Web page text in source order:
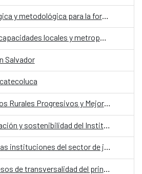
Innovación tecnológica y metodológica para la formación pública en El Salvador desde la ENAFOP
Fortalecimiento de capacidades locales y metropolitanas mediante la gestión integral del espacio público en el Área Metropolitana de San Salvador (AMSS)”
Salvador
Programa de Caminos Rurales Progresivos y Mejoramiento de Caminos a nivel nacional
Fortalecimiento de las instituciones del sector de justicia y seguridad en El Salvador a través de su Unidad Técnica Ejecutiva, para la protección y atención eficaz de las mujeres víctimas de violencia de género.
Fortalecer los procesos de transversalidad del principio de Igualdad en la Administración Pública Salvadoreña